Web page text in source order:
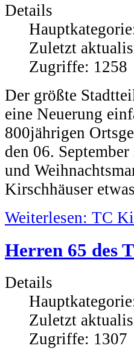
Details
Zuletzt
Zugriffe: 1258
Der größte
eine Neuerung
800jährigen
den 06.
und
Kirschhäuser
Weiterlesen: TC
Herren 65 des
Details
Zuletzt
Zugriffe: 1307